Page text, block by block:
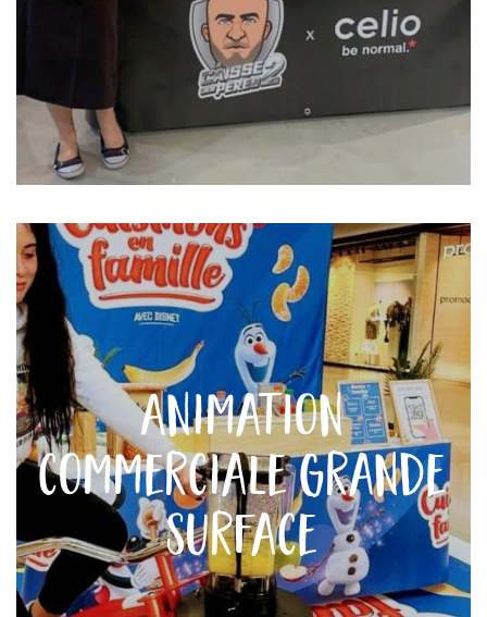
Animation
commerciale Grande
Surface